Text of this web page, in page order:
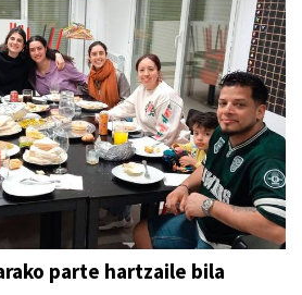
parte hartzaile bila